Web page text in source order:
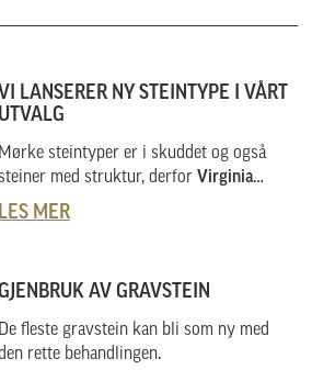
LANSERER NY STEINTYPE I VÅRT
UTVALG
Mørke steintyper er i skuddet og også
med struktur, derfor Virginia
Black.
LES MER
AV GRAVSTEIN
De fleste gravstein kan bli som ny med
rette behandlingen.